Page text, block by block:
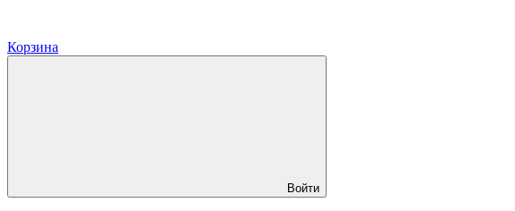
Корзина
Войти